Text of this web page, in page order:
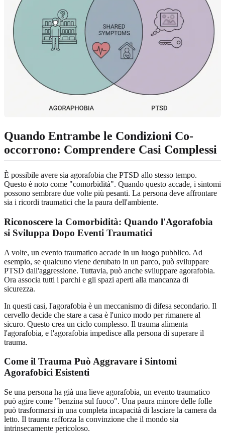
Quando Entrambe le Condizioni Co-
occorrono: Comprendere Casi Complessi
È possibile avere sia agorafobia che PTSD allo stesso tempo.
Questo è noto come "comorbidità". Quando questo accade, i sintomi
possono sembrare due volte più pesanti. La persona deve affrontare
sia i ricordi traumatici che la paura dell'ambiente.
Riconoscere la Comorbidità: Quando l'Agorafobia
si Sviluppa Dopo Eventi Traumatici
A volte, un evento traumatico accade in un luogo pubblico. Ad
esempio, se qualcuno viene derubato in un parco, può sviluppare
PTSD dall'aggressione. Tuttavia, può anche sviluppare agorafobia.
Ora associa tutti i parchi e gli spazi aperti alla mancanza di
sicurezza.
In questi casi, l'agorafobia è un meccanismo di difesa secondario. Il
cervello decide che stare a casa è l'unico modo per rimanere al
sicuro. Questo crea un ciclo complesso. Il trauma alimenta
l'agorafobia, e l'agorafobia impedisce alla persona di superare il
trauma.
Come il Trauma Può Aggravare i Sintomi
Agorafobici Esistenti
Se una persona ha già una lieve agorafobia, un evento traumatico
può agire come "benzina sul fuoco". Una paura minore delle folle
può trasformarsi in una completa incapacità di lasciare la camera da
letto. Il trauma rafforza la convinzione che il mondo sia
intrinsecamente pericoloso.